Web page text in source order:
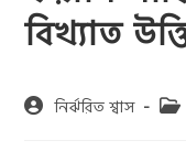
বিখ্যাত
Postনির্ঝরিত শ্বাস